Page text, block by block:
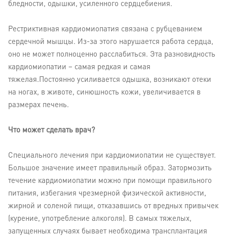
бледности, одышки, усиленного сердцебиения.
Рестриктивная кардиомиопатия связана с рубцеванием
сердечной мышцы. Из-за этого нарушается работа сердца,
оно не может полноценно расслабиться. Эта разновидность
кардиомиопатии – самая редкая и самая
тяжелая.Постоянно усиливается одышка, возникают отеки
на ногах, в животе, синюшность кожи, увеличивается в
размерах печень.
Что может сделать врач?
Специального лечения при кардиомиопатии не существует.
Большое значение имеет правильный образ. Затормозить
течение кардиомиопатии можно при помощи правильного
питания, избегания чрезмерной физической активности,
жирной и соленой пищи, отказавшись от вредных привычек
(курение, употребление алкоголя). В самых тяжелых,
запущенных случаях бывает необходима трансплантация